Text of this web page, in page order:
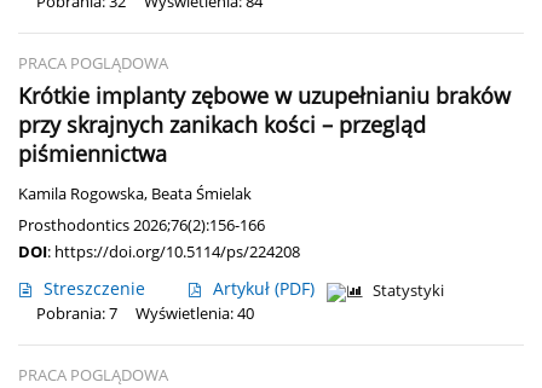
PRACA POGLĄDOWA
Krótkie implanty zębowe w uzupełnianiu braków
przy skrajnych zanikach kości – przegląd
piśmiennictwa
Kamila Rogowska, Beata Śmielak
Prosthodontics 2026;76(2):156-166
DOI: https://doi.org/10.5114/ps/224208
Streszczenie Artykuł (PDF)
Statystyki
Pobrania: 7
Wyświetlenia: 40
PRACA POGLĄDOWA